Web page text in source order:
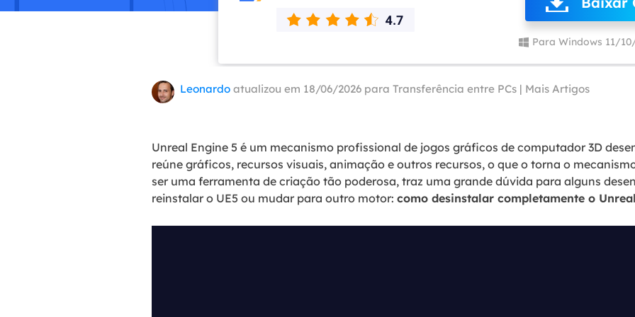
Recuperação de e-mail do Outlook
Recuperação de banco de dados MS SQL
Tutorial
Recuperação
Implantação
Para Windows 11/
Leonardo atualizou em 18/06/2026 para Transferência entre PCs | Mais Artigos
Unreal Engine 5 é um mecanismo profissional de jogos gráficos de computador 3D
reúne gráficos, recursos visuais, animação e outros recursos, o que o torna o
ser uma ferramenta de criação tão poderosa, traz uma grande dúvida para alguns
reinstalar o UE5 ou mudar para outro motor: como desinstalar completamente o